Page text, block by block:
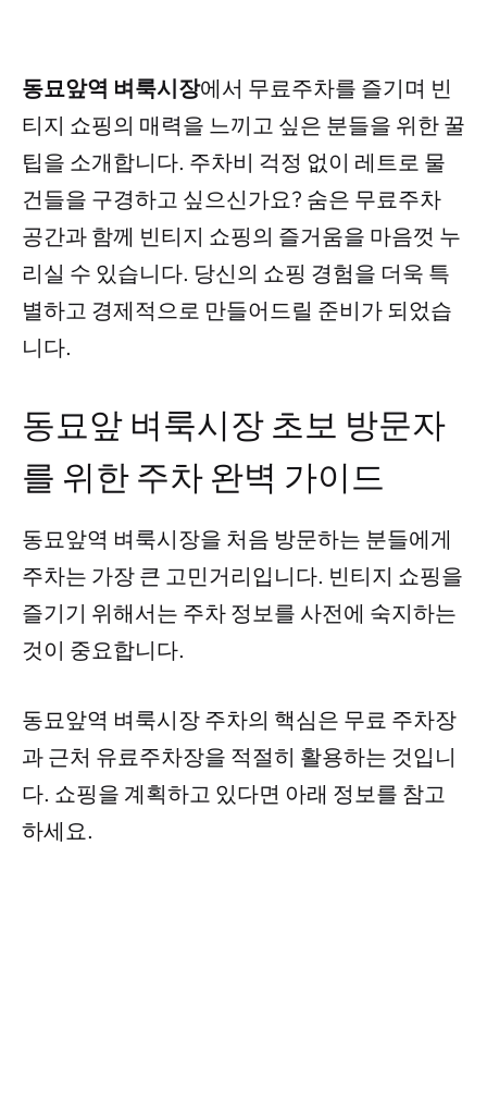
동묘앞역 벼룩시장에서 무료주차를 즐기며 빈
티지 쇼핑의 매력을 느끼고 싶은 분들을 위한 꿀
팁을 소개합니다. 주차비 걱정 없이 레트로 물
건들을 구경하고 싶으신가요? 숨은 무료주차
공간과 함께 빈티지 쇼핑의 즐거움을 마음껏 누
리실 수 있습니다. 당신의 쇼핑 경험을 더욱 특
별하고 경제적으로 만들어드릴 준비가 되었습
니다.
동묘앞 벼룩시장 초보 방문자
를 위한 주차 완벽 가이드
동묘앞역 벼룩시장을 처음 방문하는 분들에게
주차는 가장 큰 고민거리입니다. 빈티지 쇼핑을
즐기기 위해서는 주차 정보를 사전에 숙지하는
것이 중요합니다.
동묘앞역 벼룩시장 주차의 핵심은 무료 주차장
과 근처 유료주차장을 적절히 활용하는 것입니
다. 쇼핑을 계획하고 있다면 아래 정보를 참고
하세요.